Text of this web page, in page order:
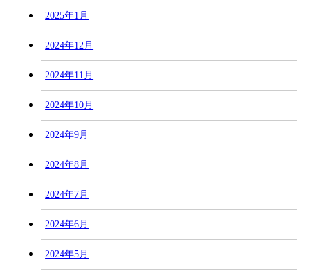
2025年1月
2024年12月
2024年11月
2024年10月
2024年9月
2024年8月
2024年7月
2024年6月
2024年5月